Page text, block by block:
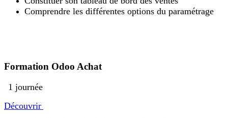
Comprendre les différentes options du paramétrage
Formation Odoo Achat
1 journée
Découvrir